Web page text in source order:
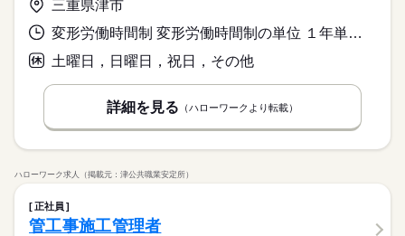
三重県津市
変形労働時間制 変形労働時間制の単位 １年単位 就業時間１ 8時00分〜17時00分 就業時間に関する特記事項 年間総労働時間：１９２８時間
土曜日，日曜日，祝日，その他
詳細を見る （ハローワークより転載）
ハローワーク求人（掲載元：津公共職業安定所）
正社員
管工事施工管理者